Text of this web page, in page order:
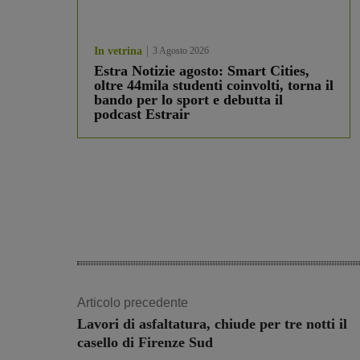
In vetrina 3 Agosto 2026
Estra Notizie agosto: Smart Cities,
oltre 44mila studenti coinvolti, torna il
bando per lo sport e debutta il
podcast Estrair
Articolo precedente
Lavori di asfaltatura, chiude per tre notti il
casello di Firenze Sud